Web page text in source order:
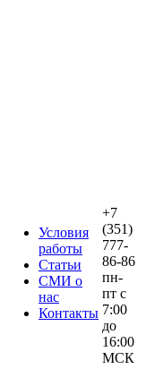
Условия
работы
Статьи
СМИ о
нас
Контакты
+7
(351)
777-
86-86
пн-
пт с
7:00
до
16:00
МСК